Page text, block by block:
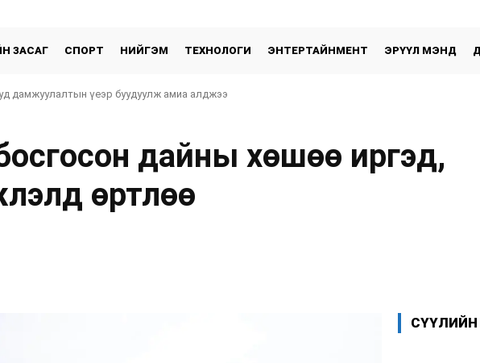
ЗАСАГ СПОРТ НИЙГЭМ ТЕХНОЛОГИ ЭНТЕРТАЙНМЕНТ ЭРҮҮЛ МЭНД
дамжуулалтын үеэр буудуулж амиа алджээ
дайны хөшөө иргэд,
өртлөө